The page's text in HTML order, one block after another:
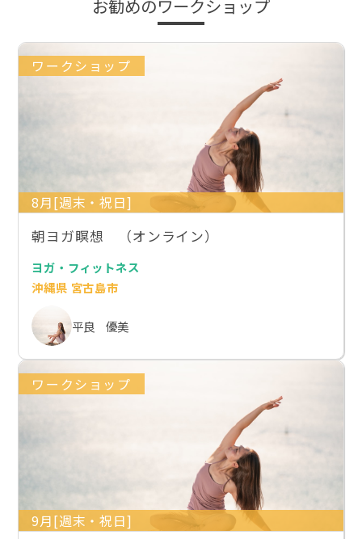
お勧めのワークショップ
ワークショップ
8月[週末・祝日]
朝ヨガ瞑想 （オンライン）
ヨガ・フィットネス
沖縄県 宮古島市
平良 優美
ワークショップ
9月[週末・祝日]